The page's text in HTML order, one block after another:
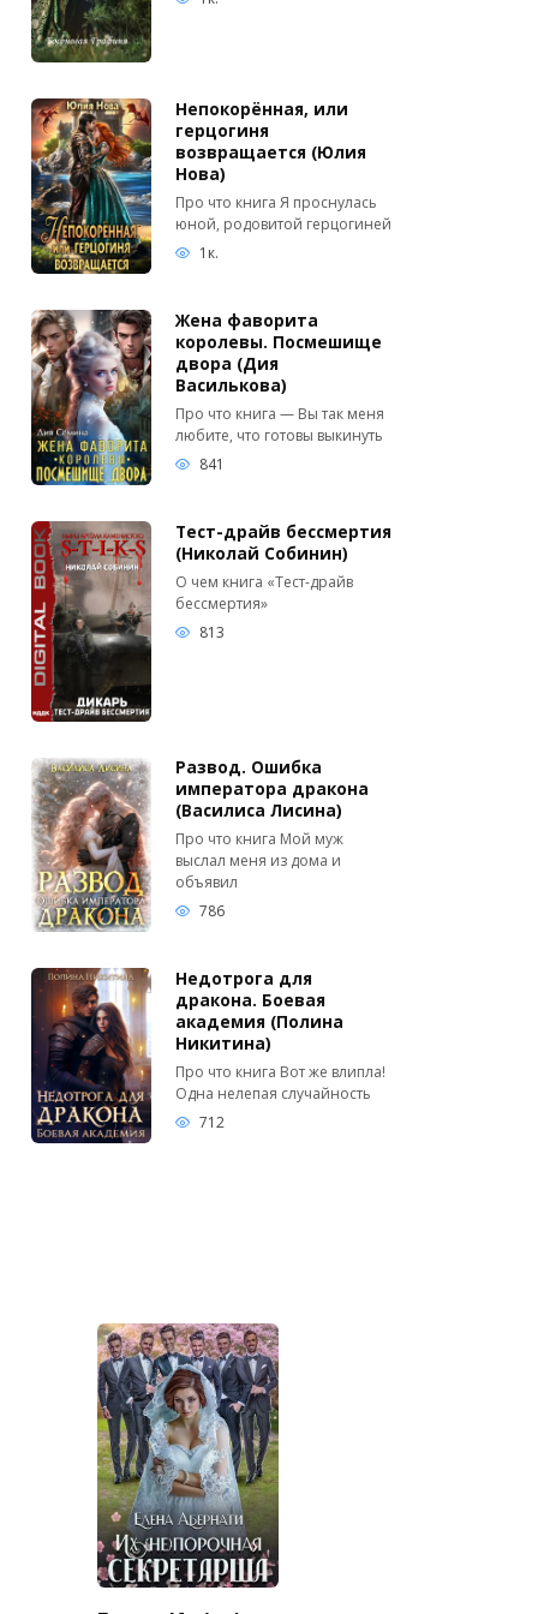
Непокорённая, или
герцогиня
возвращается (Юлия
Нова)
Про что книга Я проснулась
юной, родовитой герцогиней
1к.
Жена фаворита
королевы. Посмешище
двора (Дия
Василькова)
Про что книга — Вы так меня
любите, что готовы выкинуть
841
Тест-драйв бессмертия
(Николай Собинин)
О чем книга «Тест-драйв
бессмертия»
813
Развод. Ошибка
императора дракона
(Василиса Лисина)
Про что книга Мой муж
выслал меня из дома и
объявил
786
Недотрога для
дракона. Боевая
академия (Полина
Никитина)
Про что книга Вот же влипла!
Одна нелепая случайность
712